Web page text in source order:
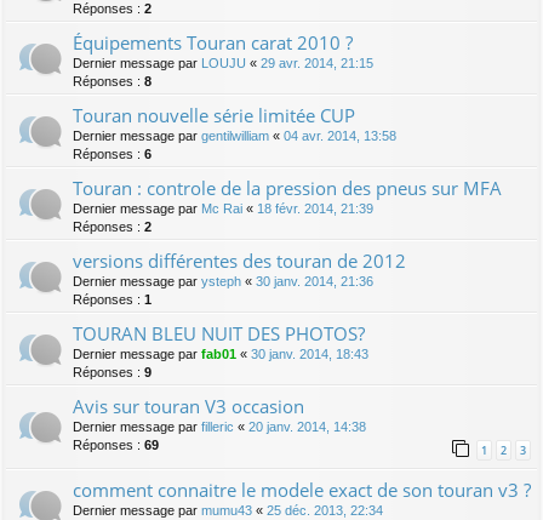
Réponses : 2
Équipements Touran carat 2010 ?
Dernier message par LOUJU « 29 avr. 2014, 21:15
Réponses : 8
Touran nouvelle série limitée CUP
Dernier message par gentilwilliam « 04 avr. 2014, 13:58
Réponses : 6
Touran : controle de la pression des pneus sur MFA
Dernier message par Mc Rai « 18 févr. 2014, 21:39
Réponses : 2
versions différentes des touran de 2012
Dernier message par ysteph « 30 janv. 2014, 21:36
Réponses : 1
TOURAN BLEU NUIT DES PHOTOS?
Dernier message par fab01 « 30 janv. 2014, 18:43
Réponses : 9
Avis sur touran V3 occasion
Dernier message par filleric « 20 janv. 2014, 14:38
Réponses : 69 1 2 3
comment connaitre le modele exact de son touran v3 ?
Dernier message par mumu43 « 25 déc. 2013, 22:34